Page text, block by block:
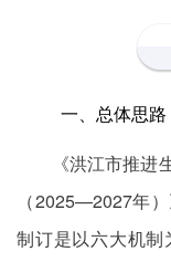
一、总体思路
《洪江市推
（2025—2027年
制订是以六大机